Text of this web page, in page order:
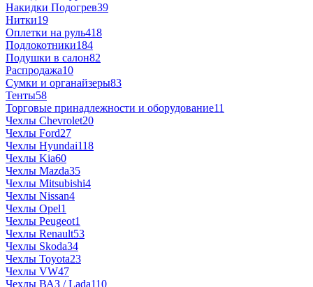
Накидки Подогрев39
Нитки19
Оплетки на руль418
Подлокотники184
Подушки в салон82
Распродажа10
Сумки и органайзеры83
Тенты58
Торговые принадлежности и оборудование11
Чехлы Chevrolet20
Чехлы Ford27
Чехлы Hyundai118
Чехлы Kia60
Чехлы Mazda35
Чехлы Mitsubishi4
Чехлы Nissan4
Чехлы Opel1
Чехлы Peugeot1
Чехлы Renault53
Чехлы Skoda34
Чехлы Toyota23
Чехлы VW47
Чехлы ВАЗ / Lada110